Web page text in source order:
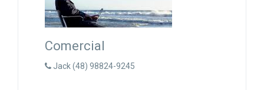
Comercial
Jack (48) 98824-9245